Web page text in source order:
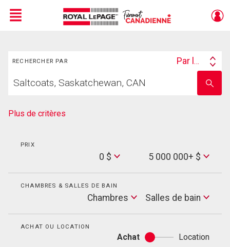
Menu
RECHERCHER PAR
Search
Par lieu
votre
nom
Plus de critères
PRIX
0 $
Max
Price
5 000 000+ $
CHAMBRES & SALLES DE BAIN
Chambres
Salles
de
Salles de bain
ACHAT OU LOCATION
Achat
Achat
Location